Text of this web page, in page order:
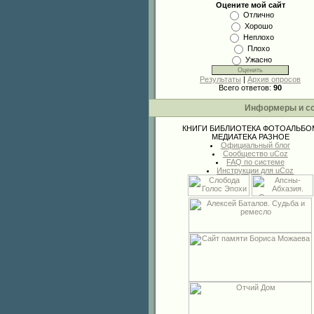
Оцените мой сайт
Отлично
Хорошо
Неплохо
Плохо
Ужасно
Результаты | Архив опросов
Всего ответов: 90
Информеры и
КНИГИ БИБЛИОТЕКА
МЕДИАТЕКА РАЗНОЕ
Официальный блог
Сообщество uCoz
FAQ по системе
Инструкции для uCoz